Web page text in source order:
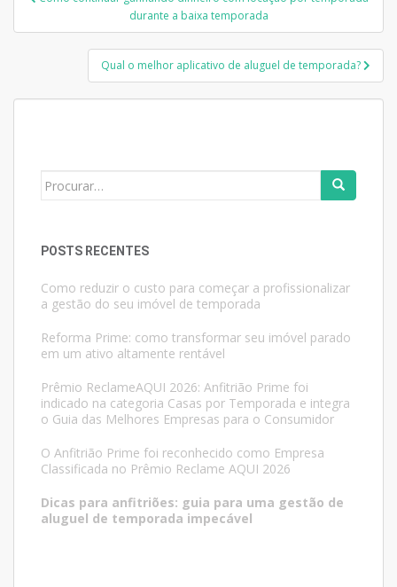
Post
durante a baixa temporada
Qual o melhor aplicativo de aluguel de temporada?
Search
POSTS RECENTES
Como reduzir o custo para começar a profissionalizar
a gestão do seu imóvel de temporada
Reforma Prime: como transformar seu imóvel parado
em um ativo altamente rentável
Prêmio ReclameAQUI 2026: Anfitrião Prime foi
indicado na categoria Casas por Temporada e integra
o Guia das Melhores Empresas para o Consumidor
O Anfitrião Prime foi reconhecido como Empresa
Classificada no Prêmio Reclame AQUI 2026
Dicas para anfitriões: guia para uma gestão de
aluguel de temporada impecável